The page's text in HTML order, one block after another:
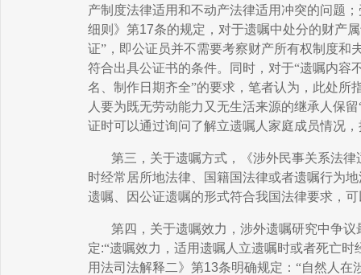
产制度法律适用和不动产法律适用冲突的问题
细则》第17条的规定，对于遗嘱中处分的财产
证”，即公证员并不需要考察财产所有权制度和
符合出具公证书的条件。同时，对于“遗嘱内容
名、制作日期齐全”的要求，笔者认为，此处所
人要为既无劳动能力又无生活来源的继承人保
证时可以通过询问了解立遗嘱人家庭成员情况
第三，关于遗嘱方式，《涉外民事关系法律
时经常居所地法律、国籍国法律或者遗嘱行为
遗嘱、因公证遗嘱的形式符合我国法律要求，
第四，关于遗嘱效力，涉外遗嘱研究中争
定:“遗嘱效力，适用遗嘱人立遗嘱时或者死亡
用法司法解释二》第13条明确规定：“自然人在